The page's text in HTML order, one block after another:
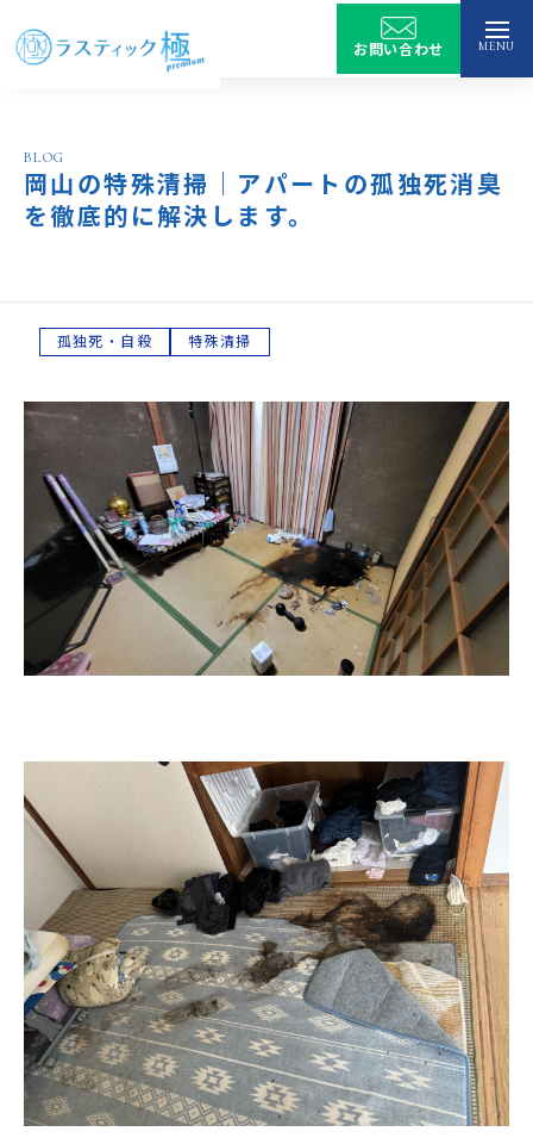
サービス
特殊清掃
遺品整理
生前整理
ゴミ屋敷の片付け
空き家清掃・管理
除菌・消臭・災害復旧
会社情報
会社情報
代表挨拶
スタッフ紹介
居住支援法人のサポートについて
お知らせ
よくあるご質問
公式ブログ
CONTACT
私たちにご相談ください
- 24時間・年中無休で対応／ご相談も無料 -
0120-293-556
お問い合わせ
お問い合わせ MENU
BLOG
岡山の特殊清掃｜アパートの孤独死消臭
を徹底的に解決します。
孤独死・自殺 特殊清掃